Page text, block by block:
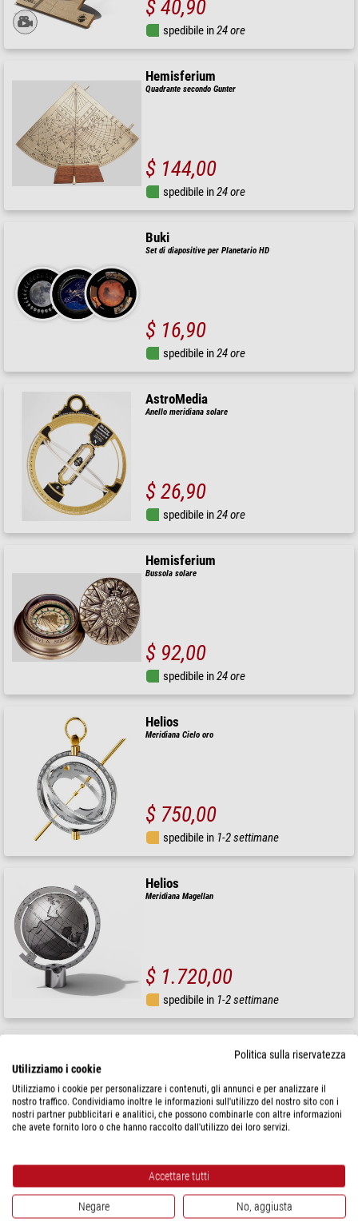
$ 40,90
spedibile in24 ore
Hemisferium
Quadrante secondo Gunter
$ 144,00
spedibile in24 ore
Buki
Set di diapositive per Planetario HD
$ 16,90
spedibile in24 ore
AstroMedia
Anello meridiana solare
$ 26,90
spedibile in24 ore
Hemisferium
Bussola solare
$ 92,00
spedibile in24 ore
Helios
Meridiana Cielo oro
$ 750,00
spedibile in 1-2 settimane
Helios
Meridiana Magellan
$ 1.720,00
spedibile in 1-2 settimane
$ 2.830,00
Disponibilesu richiesta
Meridiana cilindrica verticale
Politica sulla riservatezza
Utilizziamo i cookie
Utilizziamo i cookie per personalizzare i contenuti, gli annunci e per analizzare il
nostro traffico. Condividiamo inoltre le informazioni sull'utilizzo del nostro sito con i
nostri partner pubblicitari e analitici, che possono combinarle con altre informazioni
che avete fornito loro o che hanno raccolto dall'utilizzo dei loro servizi.
Accettare tutti
Negare No, aggiusta